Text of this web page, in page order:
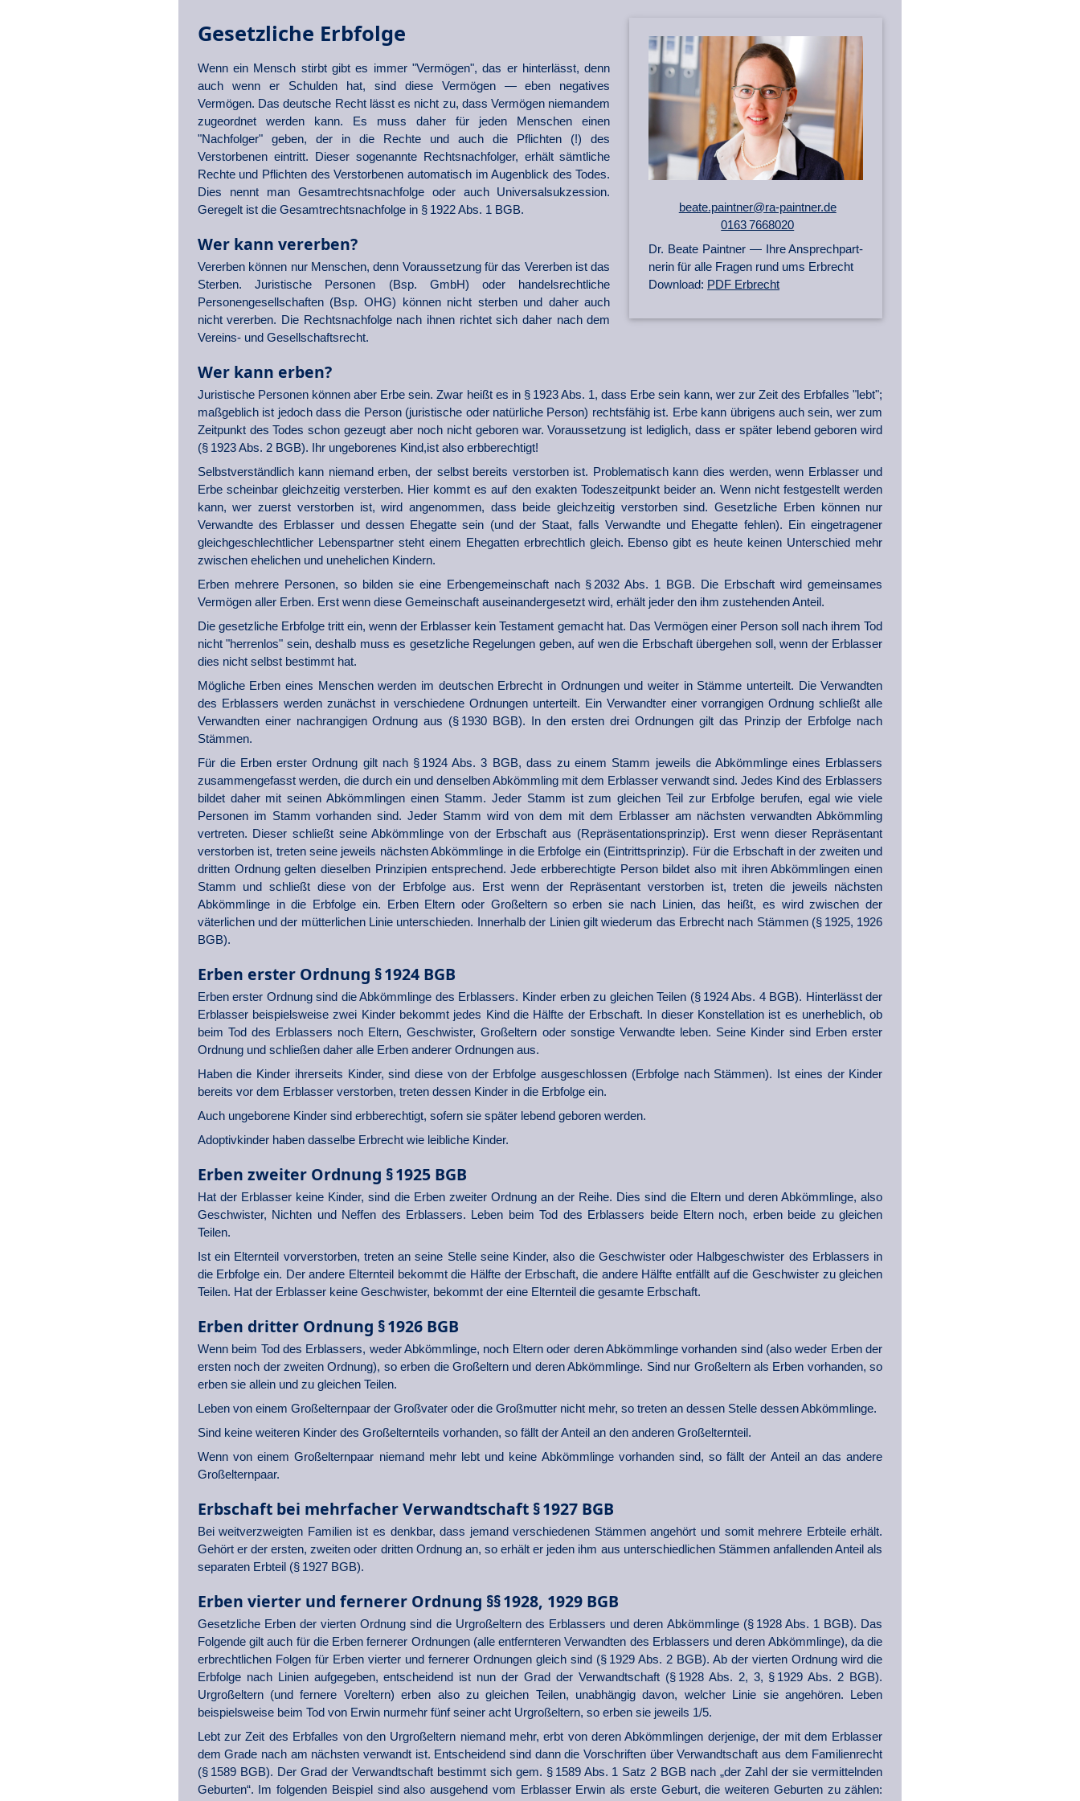
beate.paintner@ra-paintner.de
0163 7668020
Dr. Beate Paintner — Ihre An­sprech­part­
ner­in für alle Fragen rund ums Erbrecht
Download: PDF Erbrecht
Gesetzliche Erbfolge
Wenn ein Mensch stirbt gibt es immer "Vermögen", das er hinterlässt, denn
auch wenn er Schulden hat, sind diese Vermögen — eben negatives
Vermögen. Das deutsche Recht lässt es nicht zu, dass Vermögen niemandem
zugeordnet werden kann. Es muss daher für jeden Menschen einen
"Nachfolger" geben, der in die Rechte und auch die Pflichten (!) des
Verstorbenen eintritt. Dieser sogenannte Rechtsnachfolger, erhält sämtliche
Rechte und Pflichten des Verstorbenen automatisch im Augenblick des Todes.
Dies nennt man Gesamtrechtsnachfolge oder auch Universalsukzession.
Geregelt ist die Gesamtrechtsnachfolge in § 1922 Abs. 1 BGB.
Wer kann vererben?
Vererben können nur Menschen, denn Voraussetzung für das Vererben ist das
Sterben. Juristische Personen (Bsp. GmbH) oder handelsrechtliche
Personengesellschaften (Bsp. OHG) können nicht sterben und daher auch
nicht vererben. Die Rechtsnachfolge nach ihnen richtet sich daher nach dem
Vereins- und Gesellschaftsrecht.
Wer kann erben?
Juristische Personen können aber Erbe sein. Zwar heißt es in § 1923 Abs. 1, dass Erbe sein kann, wer zur Zeit des Erbfalles "lebt";
maßgeblich ist jedoch dass die Person (juristische oder natürliche Person) rechtsfähig ist. Erbe kann übrigens auch sein, wer zum
Zeitpunkt des Todes schon gezeugt aber noch nicht geboren war. Voraussetzung ist lediglich, dass er später lebend geboren wird
(§ 1923 Abs. 2 BGB). Ihr ungeborenes Kind,ist also erbberechtigt!
Selbstverständlich kann niemand erben, der selbst bereits verstorben ist. Problematisch kann dies werden, wenn Erblasser und
Erbe scheinbar gleichzeitig versterben. Hier kommt es auf den exakten Todeszeitpunkt beider an. Wenn nicht festgestellt werden
kann, wer zuerst verstorben ist, wird angenommen, dass beide gleichzeitig verstorben sind. Gesetzliche Erben können nur
Verwandte des Erblasser und dessen Ehegatte sein (und der Staat, falls Verwandte und Ehegatte fehlen). Ein eingetragener
gleichgeschlechtlicher Lebenspartner steht einem Ehegatten erbrechtlich gleich. Ebenso gibt es heute keinen Unterschied mehr
zwischen ehelichen und unehelichen Kindern.
Erben mehrere Personen, so bilden sie eine Erbengemeinschaft nach § 2032 Abs. 1 BGB. Die Erbschaft wird gemeinsames
Vermögen aller Erben. Erst wenn diese Gemeinschaft auseinandergesetzt wird, erhält jeder den ihm zustehenden Anteil.
Die gesetzliche Erbfolge tritt ein, wenn der Erblasser kein Testament gemacht hat. Das Vermögen einer Person soll nach ihrem Tod
nicht "herrenlos" sein, deshalb muss es gesetzliche Regelungen geben, auf wen die Erbschaft übergehen soll, wenn der Erblasser
dies nicht selbst bestimmt hat.
Mögliche Erben eines Menschen werden im deutschen Erbrecht in Ordnungen und weiter in Stämme unterteilt. Die Verwandten
des Erblassers werden zunächst in verschiedene Ordnungen unterteilt. Ein Verwandter einer vorrangigen Ordnung schließt alle
Verwandten einer nachrangigen Ordnung aus (§ 1930 BGB). In den ersten drei Ordnungen gilt das Prinzip der Erbfolge nach
Stämmen.
Für die Erben erster Ordnung gilt nach § 1924 Abs. 3 BGB, dass zu einem Stamm jeweils die Abkömmlinge eines Erblassers
zusammengefasst werden, die durch ein und denselben Abkömmling mit dem Erblasser verwandt sind. Jedes Kind des Erblassers
bildet daher mit seinen Abkömmlingen einen Stamm. Jeder Stamm ist zum gleichen Teil zur Erbfolge berufen, egal wie viele
Personen im Stamm vorhanden sind. Jeder Stamm wird von dem mit dem Erblasser am nächsten verwandten Abkömmling
vertreten. Dieser schließt seine Abkömmlinge von der Erbschaft aus (Repräsentationsprinzip). Erst wenn dieser Repräsentant
verstorben ist, treten seine jeweils nächsten Abkömmlinge in die Erbfolge ein (Eintrittsprinzip). Für die Erbschaft in der zweiten und
dritten Ordnung gelten dieselben Prinzipien entsprechend. Jede erbberechtigte Person bildet also mit ihren Abkömmlingen einen
Stamm und schließt diese von der Erbfolge aus. Erst wenn der Repräsentant verstorben ist, treten die jeweils nächsten
Abkömmlinge in die Erbfolge ein. Erben Eltern oder Großeltern so erben sie nach Linien, das heißt, es wird zwischen der
väterlichen und der mütterlichen Linie unterschieden. Innerhalb der Linien gilt wiederum das Erbrecht nach Stämmen (§ 1925, 1926
BGB).
Erben erster Ordnung § 1924 BGB
Erben erster Ordnung sind die Abkömmlinge des Erblassers. Kinder erben zu gleichen Teilen (§ 1924 Abs. 4 BGB). Hinterlässt der
Erblasser beispielsweise zwei Kinder bekommt jedes Kind die Hälfte der Erbschaft. In dieser Konstellation ist es unerheblich, ob
beim Tod des Erblassers noch Eltern, Geschwister, Großeltern oder sonstige Verwandte leben. Seine Kinder sind Erben erster
Ordnung und schließen daher alle Erben anderer Ordnungen aus.
Haben die Kinder ihrerseits Kinder, sind diese von der Erbfolge ausgeschlossen (Erbfolge nach Stämmen). Ist eines der Kinder
bereits vor dem Erblasser verstorben, treten dessen Kinder in die Erbfolge ein.
Auch ungeborene Kinder sind erbberechtigt, sofern sie später lebend geboren werden.
Adoptivkinder haben dasselbe Erbrecht wie leibliche Kinder.
Erben zweiter Ordnung § 1925 BGB
Hat der Erblasser keine Kinder, sind die Erben zweiter Ordnung an der Reihe. Dies sind die Eltern und deren Abkömmlinge, also
Geschwister, Nichten und Neffen des Erblassers. Leben beim Tod des Erblassers beide Eltern noch, erben beide zu gleichen
Teilen.
Ist ein Elternteil vorverstorben, treten an seine Stelle seine Kinder, also die Geschwister oder Halbgeschwister des Erblassers in
die Erbfolge ein. Der andere Elternteil bekommt die Hälfte der Erbschaft, die andere Hälfte entfällt auf die Geschwister zu gleichen
Teilen. Hat der Erblasser keine Geschwister, bekommt der eine Elternteil die gesamte Erbschaft.
Erben dritter Ordnung § 1926 BGB
Wenn beim Tod des Erblassers, weder Abkömmlinge, noch Eltern oder deren Abkömmlinge vorhanden sind (also weder Erben der
ersten noch der zweiten Ordnung), so erben die Großeltern und deren Abkömmlinge. Sind nur Großeltern als Erben vorhanden, so
erben sie allein und zu gleichen Teilen.
Leben von einem Großelternpaar der Großvater oder die Großmutter nicht mehr, so treten an dessen Stelle dessen Abkömmlinge.
Sind keine weiteren Kinder des Großelternteils vorhanden, so fällt der Anteil an den anderen Großelternteil.
Wenn von einem Großelternpaar niemand mehr lebt und keine Abkömmlinge vorhanden sind, so fällt der Anteil an das andere
Großelternpaar.
Erbschaft bei mehrfacher Verwandtschaft § 1927 BGB
Bei weitverzweigten Familien ist es denkbar, dass jemand verschiedenen Stämmen angehört und somit mehrere Erbteile erhält.
Gehört er der ersten, zweiten oder dritten Ordnung an, so erhält er jeden ihm aus unterschiedlichen Stämmen anfallenden Anteil als
separaten Erbteil (§ 1927 BGB).
Erben vierter und fernerer Ordnung §§ 1928, 1929 BGB
Gesetzliche Erben der vierten Ordnung sind die Urgroßeltern des Erblassers und deren Abkömmlinge (§ 1928 Abs. 1 BGB). Das
Folgende gilt auch für die Erben fernerer Ordnungen (alle entfernteren Verwandten des Erblassers und deren Abkömmlinge), da die
erbrechtlichen Folgen für Erben vierter und fernerer Ordnungen gleich sind (§ 1929 Abs. 2 BGB). Ab der vierten Ordnung wird die
Erbfolge nach Linien aufgegeben, entscheidend ist nun der Grad der Verwandtschaft (§ 1928 Abs. 2, 3, § 1929 Abs. 2 BGB).
Urgroßeltern (und fernere Voreltern) erben also zu gleichen Teilen, unabhängig davon, welcher Linie sie angehören. Leben
beispielsweise beim Tod von Erwin nurmehr fünf seiner acht Urgroßeltern, so erben sie jeweils 1/5.
Lebt zur Zeit des Erbfalles von den Urgroßeltern niemand mehr, erbt von deren Abkömmlingen derjenige, der mit dem Erblasser
dem Grade nach am nächsten verwandt ist. Entscheidend sind dann die Vorschriften über Verwandtschaft aus dem Familienrecht
(§ 1589 BGB). Der Grad der Verwandtschaft bestimmt sich gem. § 1589 Abs. 1 Satz 2 BGB nach „der Zahl der sie vermittelnden
Geburten“. Im folgenden Beispiel sind also ausgehend vom Erblasser Erwin als erste Geburt, die weiteren Geburten zu zählen: